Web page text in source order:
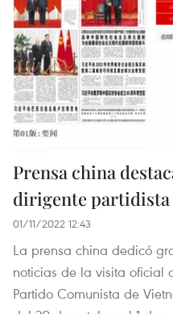
Prensa china
dirigente partidista
01/11/2022 12:43
La prensa china dedicó
noticias de la visita oficial
Partido Comunista de